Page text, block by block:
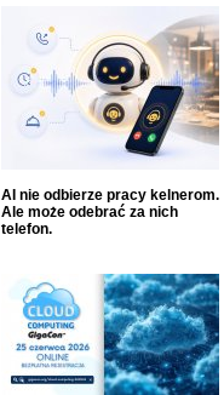
AI nie odbierze pracy kelnerom.
Ale może odebrać za nich
telefon.